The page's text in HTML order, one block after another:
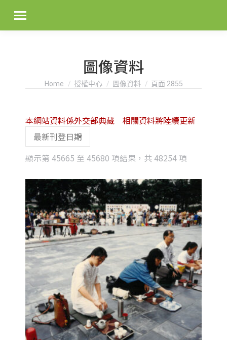
圖像資料
You are here:
Home 授權中心 圖像資料 頁面 2855
顯示第 45665 至 45680 項結果，共 48254 項
latest
本網站資料係外交部典藏 相關資料將陸續更新